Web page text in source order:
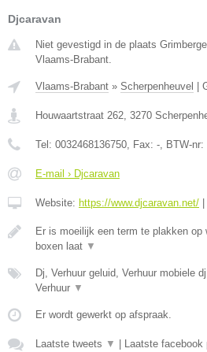
Djcaravan
Niet gevestigd in de plaats
Vlaams-Brabant.
Vlaams-Brabant » Scherpenheuvel |
Houwaartstraat 262 3270
Tel: 0032468136750 , Fax: - , BTW-nr:
E-mail › Djcaravan
Website: https://www.djcaravan.net/ |
Er is moeilijk een term te plakken op
boxen laat ▼
Dj, Verhuur geluid, Verhuur mobiele
Verhuur ▼
Er wordt gewerkt op afspraak.
Laatste tweets ▼ | Laatste facebook